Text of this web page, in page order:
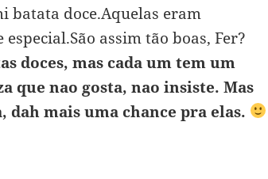
batata doce.Aquelas eram
assim tão boas, Fer?
doces, mas cada um tem um
que nao gosta, nao insiste. Mas
dah mais uma chance pra elas.